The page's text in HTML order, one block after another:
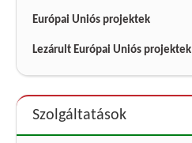
Európai Uniós projektek
Lezárult Európai Uniós projektek
Szolgáltatások